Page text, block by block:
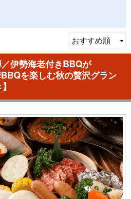
／伊勢海老付きBBQが
を楽しむ秋の贅沢グラン